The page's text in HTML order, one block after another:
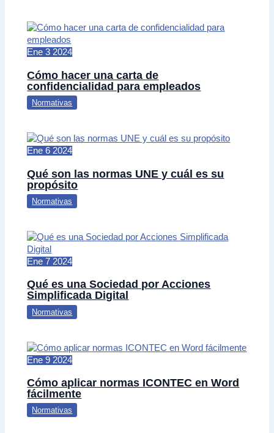
Ene 3 2024
Cómo hacer una carta de
confidencialidad para empleados
Normativas
Ene 6 2024
Qué son las normas UNE y cuál es su
propósito
Normativas
Ene 7 2024
Qué es una Sociedad por Acciones
Simplificada Digital
Normativas
Ene 9 2024
Cómo aplicar normas ICONTEC en Word
fácilmente
Normativas